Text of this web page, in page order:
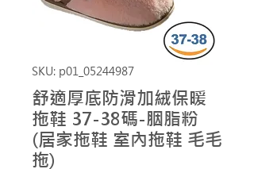
SKU: p01_05244987
舒適厚底防滑加絨保暖
拖鞋 37-38碼-胭脂粉
(居家拖鞋 室內拖鞋 毛毛
拖)